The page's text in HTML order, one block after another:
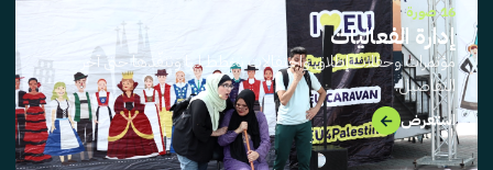
16 صورة
إدارة الفعاليات
مؤتمرات وحفلات إطلاق واحتفالات نخطط لها وننفّذها حتى آخر
التفاصيل.
استعرض →